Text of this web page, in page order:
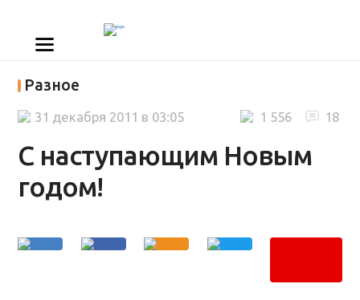
Разное
С наступающим Новым
годом!
18
1 556
31 декабря 2011 в 03:05